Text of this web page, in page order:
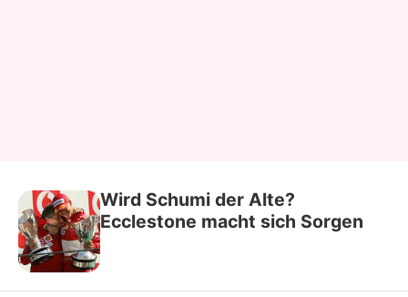
Wird Schumi der Alte?
Ecclestone macht sich Sorgen